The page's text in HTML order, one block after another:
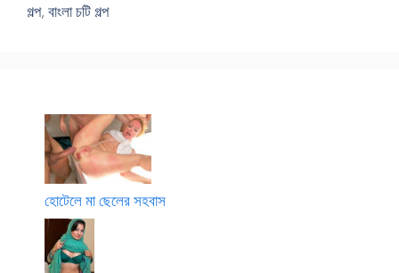
গল্প, বাংলা চটি গল্প
হোটেলে মা ছেলের সহবাস